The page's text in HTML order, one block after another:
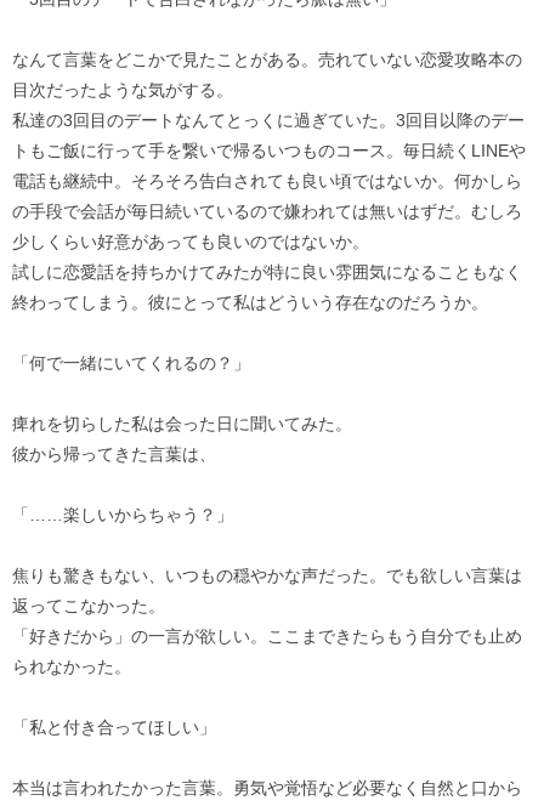
なんて言葉をどこかで見たことがある。売れていない恋愛攻略本の
目次だったような気がする。
私達の3回目のデートなんてとっくに過ぎていた。3回目以降のデー
トもご飯に行って手を繋いで帰るいつものコース。毎日続くLINEや
電話も継続中。そろそろ告白されても良い頃ではないか。何かしら
の手段で会話が毎日続いているので嫌われては無いはずだ。むしろ
少しくらい好意があっても良いのではないか。
試しに恋愛話を持ちかけてみたが特に良い雰囲気になることもなく
終わってしまう。彼にとって私はどういう存在なのだろうか。
「何で一緒にいてくれるの？」
痺れを切らした私は会った日に聞いてみた。
彼から帰ってきた言葉は、
「……楽しいからちゃう？」
焦りも驚きもない、いつもの穏やかな声だった。でも欲しい言葉は
返ってこなかった。
「好きだから」の一言が欲しい。ここまできたらもう自分でも止め
られなかった。
「私と付き合ってほしい」
本当は言われたかった言葉。勇気や覚悟など必要なく自然と口から